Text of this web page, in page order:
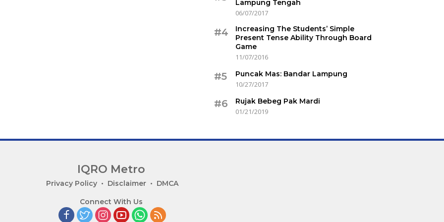
Lampung Tengah
06/07/2017
#4
Increasing The Students’ Simple
Present Tense Ability Through Board
Game
11/07/2016
#5
Puncak Mas: Bandar Lampung
10/27/2017
#6
Rujak Bebeg Pak Mardi
01/21/2019
IQRO Metro
Privacy Policy Disclaimer DMCA
Connect With Us